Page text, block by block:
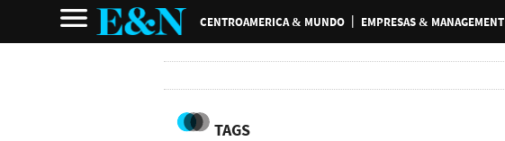
CENTROAMERICA & MUNDO EMPRESAS & MANAGEMENT
TAGS